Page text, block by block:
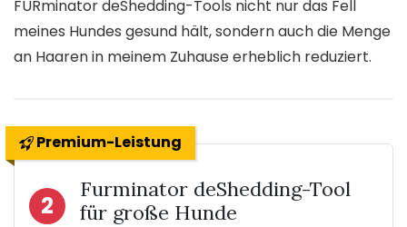
FURminator deShedding-Tools nicht nur das Fell
meines Hundes gesund hält, sondern auch die Menge
an Haaren in meinem Zuhause erheblich reduziert.
Premium-Leistung
2
Furminator deShedding-Tool
für große Hunde